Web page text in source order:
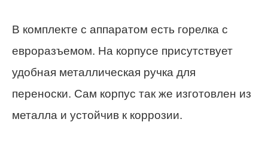
В комплекте с аппаратом есть горелка с
евроразъемом. На корпусе присутствует
удобная металлическая ручка для
переноски. Сам корпус так же изготовлен из
металла и устойчив к коррозии.